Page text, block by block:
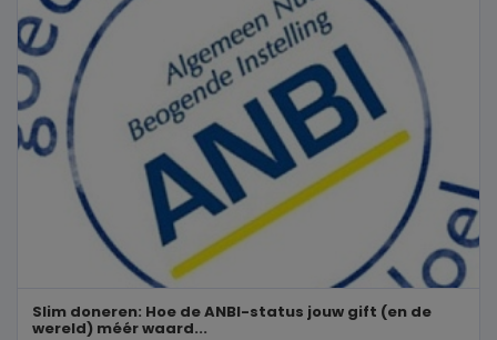
Slim doneren: Hoe de ANBI-status jouw gift (en de
wereld) méér waard...